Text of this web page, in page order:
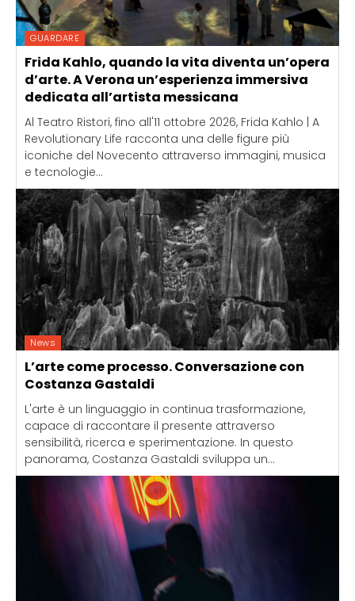
GUARDARE
Frida Kahlo, quando la vita diventa un’opera
d’arte. A Verona un’esperienza immersiva
dedicata all’artista messicana
Al Teatro Ristori, fino all'11 ottobre 2026, Frida Kahlo | A
Revolutionary Life racconta una delle figure più
iconiche del Novecento attraverso immagini, musica
e tecnologie...
News
L’arte come processo. Conversazione con
Costanza Gastaldi
L'arte è un linguaggio in continua trasformazione,
capace di raccontare il presente attraverso
sensibilità, ricerca e sperimentazione. In questo
panorama, Costanza Gastaldi sviluppa un...